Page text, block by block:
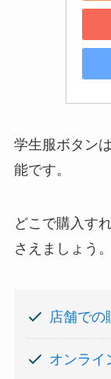
学生服ボタン
能です。
どこで購入す
さえましょう。
店舗での
オンライ